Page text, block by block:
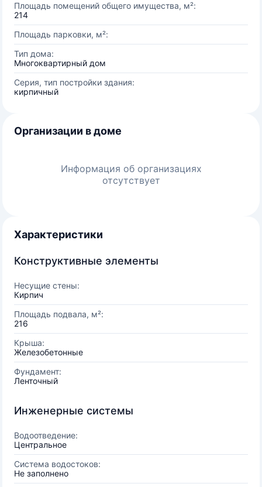
Площадь помещений общего имущества, м²:
214
Площадь парковки, м²:
Тип дома:
Многоквартирный дом
Серия, тип постройки здания:
кирпичный
Организации в доме
Информация об организациях
отсутствует
Характеристики
Конструктивные элементы
Несущие стены:
Кирпич
Площадь подвала, м²:
216
Крыша:
Железобетонные
Фундамент:
Ленточный
Инженерные системы
Водоотведение:
Центральное
Система водостоков:
Не заполнено